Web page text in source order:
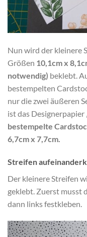
Nun wird der kleinere
Größen 10,1cm x
notwendig) beklebt.
bestempelten
nur die zwei äußeren
ist das Designerpapier
bestempelte
6,7cm x 7,7cm.
Streifen
Der kleinere Streifen
geklebt. Zuerst musst
dann links festkleben.